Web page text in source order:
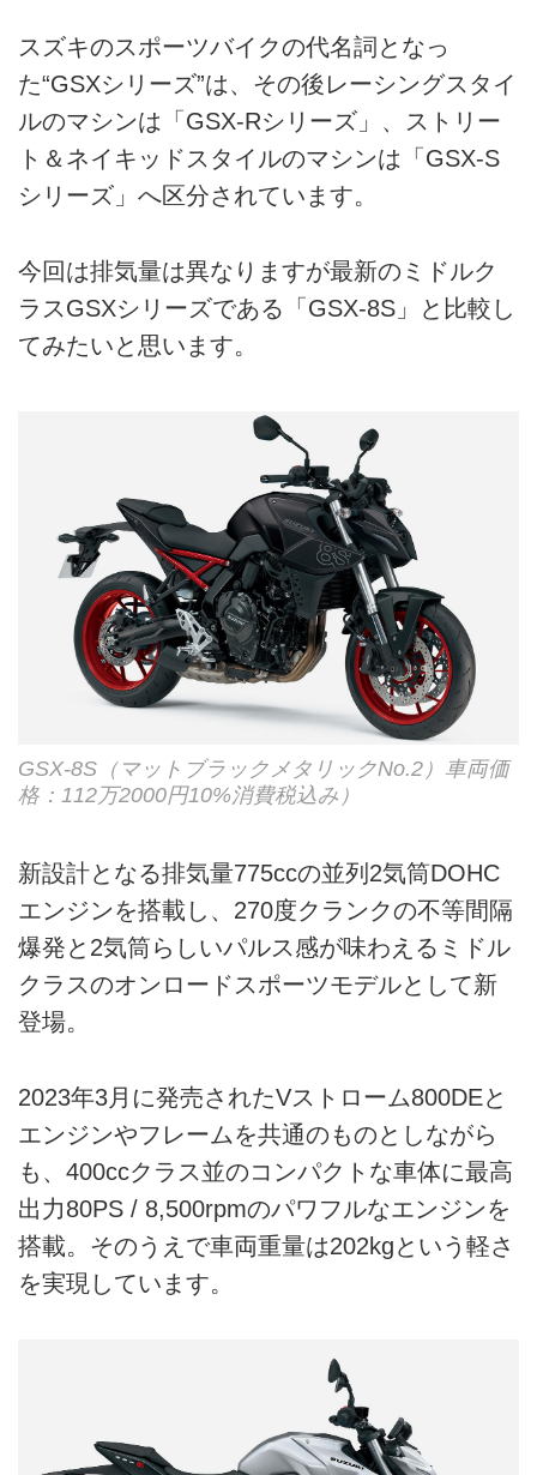
スズキのスポーツバイクの代名詞となっ
た“GSXシリーズ”は、その後レーシングスタイ
ルのマシンは「GSX-Rシリーズ」、ストリー
ト＆ネイキッドスタイルのマシンは「GSX-S
シリーズ」へ区分されています。
今回は排気量は異なりますが最新のミドルク
ラスGSXシリーズである「GSX-8S」と比較し
てみたいと思います。
GSX-8S（マットブラックメタリックNo.2）車両価
格：112万2000円10%消費税込み）
新設計となる排気量775ccの並列2気筒DOHC
エンジンを搭載し、270度クランクの不等間隔
爆発と2気筒らしいパルス感が味わえるミドル
クラスのオンロードスポーツモデルとして新
登場。
2023年3月に発売されたVストローム800DEと
エンジンやフレームを共通のものとしながら
も、400ccクラス並のコンパクトな車体に最高
出力80PS / 8,500rpmのパワフルなエンジンを
搭載。そのうえで車両重量は202kgという軽さ
を実現しています。